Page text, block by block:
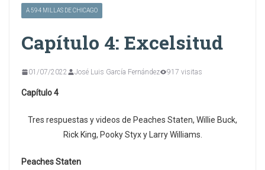
A 594 MILLAS DE CHICAGO
Capítulo 4: Excelsitud
01/07/2022 José Luis García Fernández 917 visitas
Capítulo 4
Tres respuestas y videos de Peaches Staten, Willie Buck,
Rick King, Pooky Styx y Larry Williams.
Peaches Staten